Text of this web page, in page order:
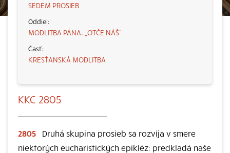
SEDEM PROSIEB
MODLITBA PÁNA: „OTČE NÁŠ“
KRESŤANSKÁ MODLITBA
KKC 2805
2805
Druhá skupina prosieb sa rozvíja v smere
niektorých eucharistických epikléz: predkladá naše